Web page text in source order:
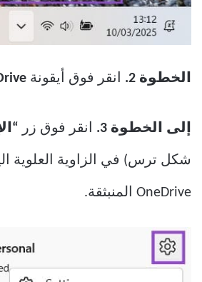
الخطوة 2. انقر فوق أيقونة
إلى الخطوة 3. انقر فوق زر
شكل ترس) في الزاوية العلوية
OneDrive المنبثقة.